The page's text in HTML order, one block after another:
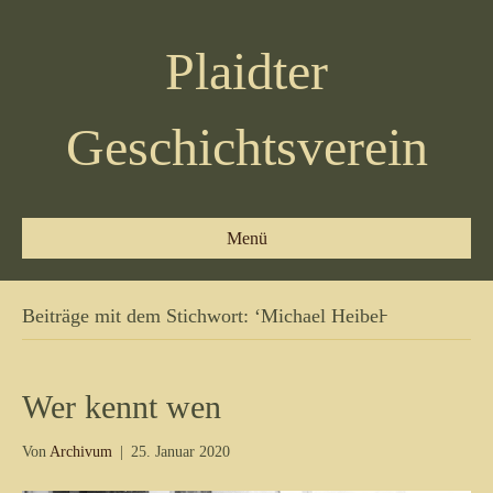
Plaidter
Geschichtsverein
Menü
Beiträge mit dem Stichwort: ‘Michael Heibel̵
Wer kennt wen
Von Archivum 25. Januar 2020